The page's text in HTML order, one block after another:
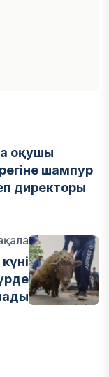
оқушы
шампур
директоры